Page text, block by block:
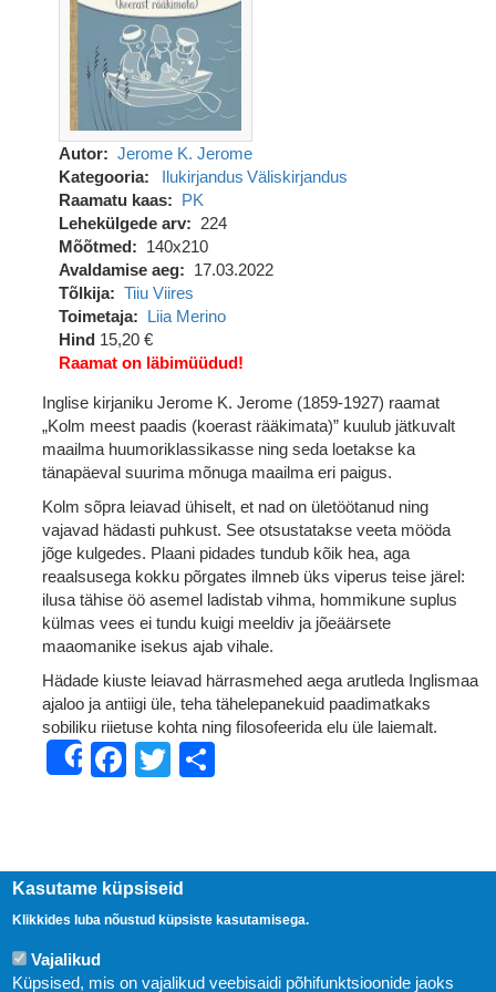
Autor
Jerome K. Jerome
Kategooria
Ilukirjandus Väliskirjandus
Raamatu kaas
PK
Lehekülgede arv
224
Mõõtmed
140x210
Avaldamise aeg
17.03.2022
Tõlkija
Tiiu Viires
Toimetaja
Liia Merino
Hind 15,20 €
Raamat on läbimüüdud!
Inglise kirjaniku Jerome K. Jerome (1859-1927) raamat
„Kolm meest paadis (koerast rääkimata)” kuulub jätkuvalt
maailma huumoriklassikasse ning seda loetakse ka
tänapäeval suurima mõnuga maailma eri paigus.
Kolm sõpra leiavad ühiselt, et nad on ületöötanud ning
vajavad hädasti puhkust. See otsustatakse veeta mööda
jõge kulgedes. Plaani pidades tundub kõik hea, aga
reaalsusega kokku põrgates ilmneb üks viperus teise järel:
ilusa tähise öö asemel ladistab vihma, hommikune suplus
külmas vees ei tundu kuigi meeldiv ja jõeäärsete
maaomanike isekus ajab vihale.
Hädade kiuste leiavad härrasmehed aega arutleda Inglismaa
ajaloo ja antiigi üle, teha tähelepanekuid paadimatkaks
sobiliku riietuse kohta ning filosofeerida elu üle laiemalt.
ShareFacebook
Twitter
Kasutame küpsiseid
Klikkides luba nõustud küpsiste kasutamisega.
Vajalikud
Küpsised, mis on vajalikud veebisaidi põhifunktsioonide jaoks